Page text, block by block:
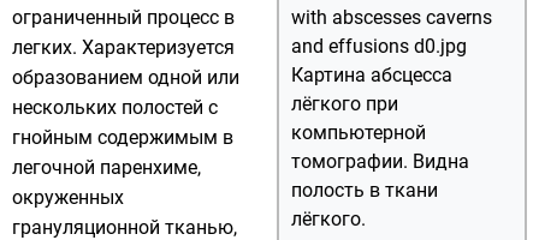
Картина абсцесса
лёгкого при
компьютерной
томографии. Видна
полость в ткани
лёгкого.
ограниченный процесс в
легких. Характеризуется
образованием одной или
нескольких полостей с
гнойным содержимым в
легочной паренхиме,
окруженных
грануляционной тканью,